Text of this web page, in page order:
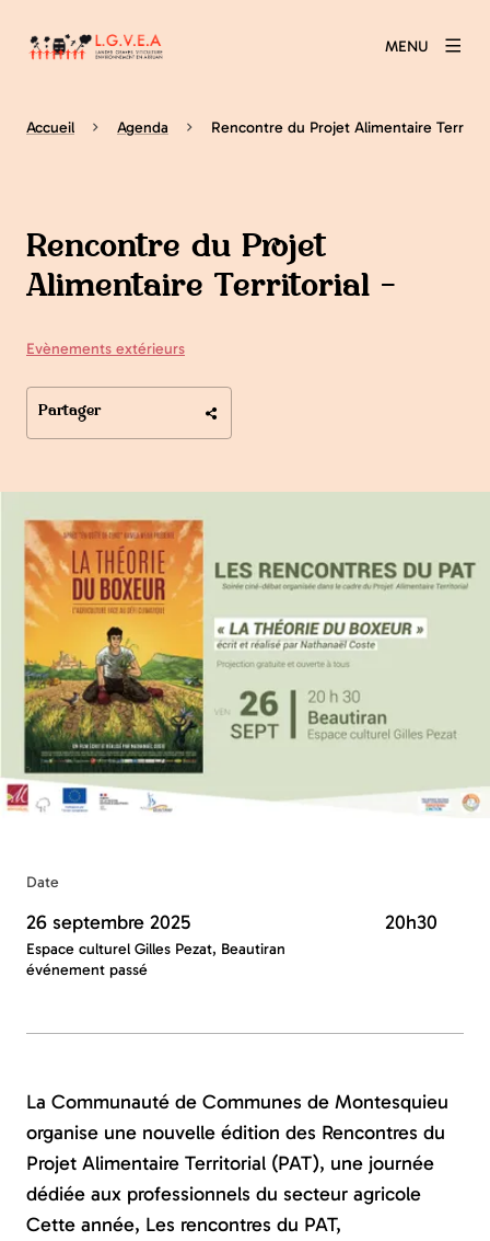
MENU
Accueil Agenda Rencontre du Projet Alimentaire
Rencontre du Projet
Alimentaire Territorial -
Evènements extérieurs
Partager
Date
26 septembre 2025 20h30
Espace culturel Gilles Pezat, Beautiran
événement passé
La Communauté de Communes de Montesquieu
organise une nouvelle édition des Rencontres du
Projet Alimentaire Territorial (PAT), une journée
dédiée aux professionnels du secteur agricole
Cette année, Les rencontres du PAT,